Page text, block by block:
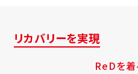
リカバリーを実現
ReDを